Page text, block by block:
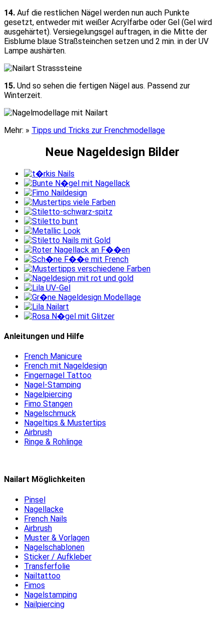
14. Auf die restlichen Nägel werden nun auch Punkte
gesetzt, entweder mit weißer Acrylfarbe oder Gel (Gel wird
ausgehärtet). Versiegelungsgel auftragen, in die Mitte der
Eisblume blaue Straßsteinchen setzen und 2 min. in der UV
Lampe aushärten.
15. Und so sehen die fertigen Nägel aus. Passend zur
Winterzeit.
Mehr: » Tipps und Tricks zur Frenchmodellage
Neue Nageldesign Bilder
Anleitungen und Hilfe
French Manicure
French mit Nageldesign
Fingernagel Tattoo
Nagel-Stamping
Nagelpiercing
Fimo Stangen
Nagelschmuck
Nageltips & Mustertips
Airbrush
Ringe & Rohlinge
Nailart Möglichkeiten
Pinsel
Nagellacke
French Nails
Airbrush
Muster & Vorlagen
Nagelschablonen
Sticker / Aufkleber
Transferfolie
Nailtattoo
Fimos
Nagelstamping
Nailpiercing